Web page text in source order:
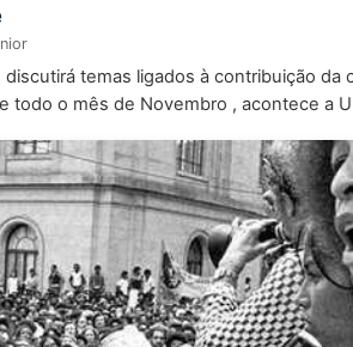
temas ligados à contribuição da
todo o mês de Novembro , acontece a